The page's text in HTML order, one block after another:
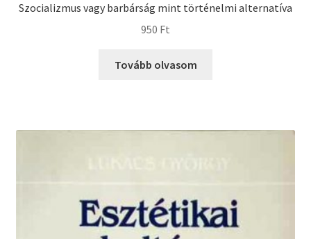
Szocializmus vagy barbárság mint történelmi alternatíva
950 Ft
Tovább olvasom